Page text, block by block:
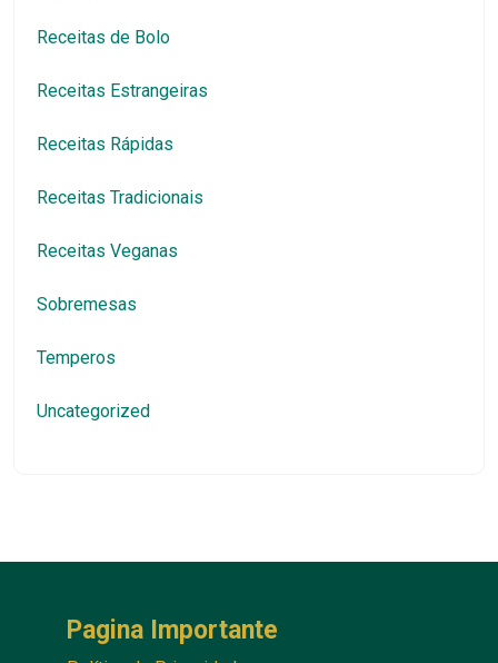
Receitas de Bolo
Receitas Estrangeiras
Receitas Rápidas
Receitas Tradicionais
Receitas Veganas
Sobremesas
Temperos
Uncategorized
Pagina Importante